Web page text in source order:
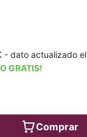
- dato actualizado
GRATIS!
Comprar